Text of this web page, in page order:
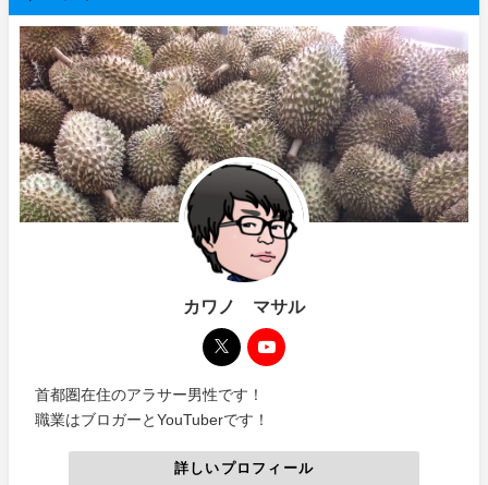
カワノ マサル
首都圏在住のアラサー男性です！
職業はブロガーとYouTuberです！
詳しいプロフィール